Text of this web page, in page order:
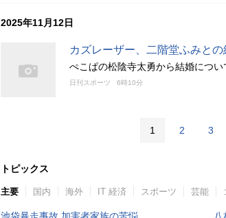
2025年11月12日
カズレーザー、二階堂ふみと
ぺこぱの松陰寺太勇から結婚につ
日刊スポーツ 6時10分
1 2 3
トピックス
主要 国内 海外 IT 経済 スポーツ 芸能